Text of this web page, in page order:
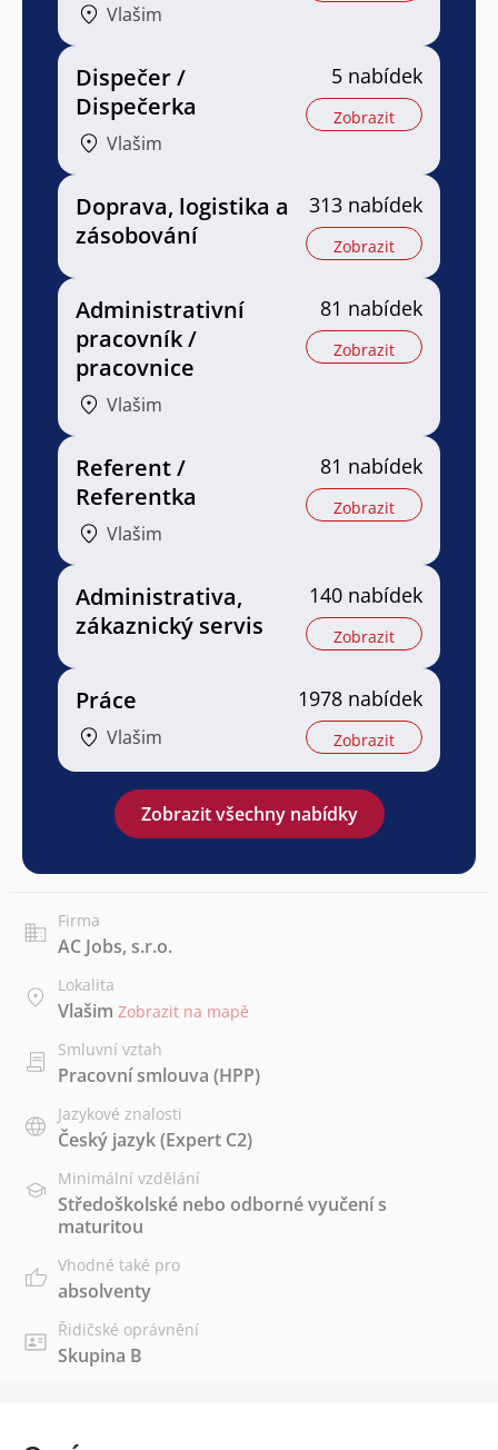
Vlašim
Dispečer /
Dispečerka
Vlašim
5 nabídek
Zobrazit
Doprava, logistika a
zásobování
313 nabídek
Zobrazit
Administrativní
pracovník /
pracovnice
Vlašim
81 nabídek
Zobrazit
Referent /
Referentka
Vlašim
81 nabídek
Zobrazit
Administrativa,
zákaznický servis
140 nabídek
Zobrazit
Práce
Vlašim
1978 nabídek
Zobrazit
Zobrazit všechny nabídky
Firma
AC Jobs, s.r.o.
Lokalita
Vlašim Zobrazit na mapě
Smluvní vztah
Pracovní smlouva (HPP)
Jazykové znalosti
Český jazyk(Expert C2)
Minimální vzdělání
Středoškolské nebo odborné vyučení s
maturitou
Vhodné také pro
absolventy
Řidičské oprávnění
Skupina B